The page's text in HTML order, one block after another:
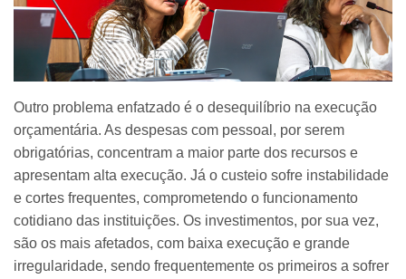
Outro problema enfatzado é o desequilíbrio na execução
orçamentária. As despesas com pessoal, por serem
obrigatórias, concentram a maior parte dos recursos e
apresentam alta execução. Já o custeio sofre instabilidade
e cortes frequentes, comprometendo o funcionamento
cotidiano das instituições. Os investimentos, por sua vez,
são os mais afetados, com baixa execução e grande
irregularidade, sendo frequentemente os primeiros a sofrer